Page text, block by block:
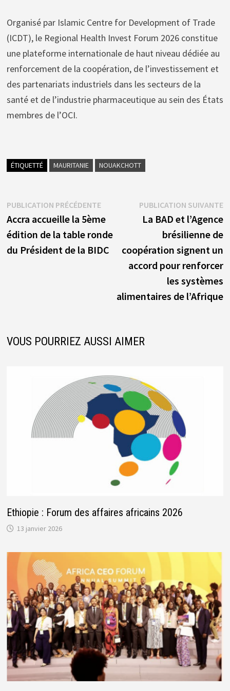
Organisé par Islamic Centre for Development of Trade
(ICDT), le Regional Health Invest Forum 2026 constitue
une plateforme internationale de haut niveau dédiée au
renforcement de la coopération, de l’investissement et
des partenariats industriels dans les secteurs de la
santé et de l’industrie pharmaceutique au sein des États
membres de l’OCI.
ÉTIQUETTÉ MAURITANIE NOUAKCHOTT
Navigation
de
l’article
PUBLICATION PRÉCÉDENTEPublication
précédente :
Accra accueille la 5ème
édition de la table ronde
du Président de la BIDC
PUBLICATION SUIVANTE
La BAD et l’Agence
brésilienne de
coopération signent un
accord pour renforcer
les systèmes
alimentaires de l’Afrique
VOUS POURRIEZ AUSSI AIMER
Ethiopie : Forum des affaires africains 2026
13 janvier 2026